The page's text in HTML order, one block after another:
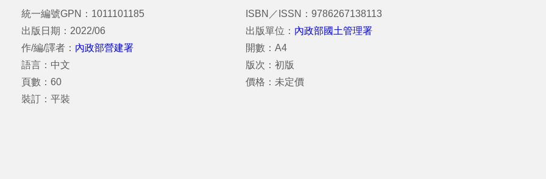
統一編號GPN：1011101185
出版日期：2022/06
作/編/譯者： 內政部營建署
語言：中文
頁數：60
裝訂：平裝
ISBN／ISSN：9786267138113
出版單位： 內政部國土管理署
開數：A4
版次：初版
價格：未定價